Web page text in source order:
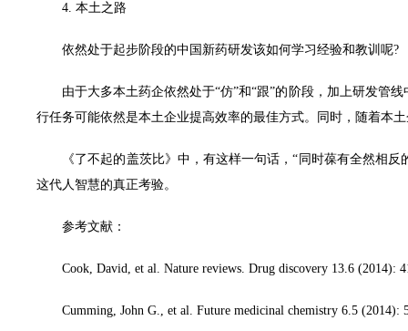
4. 本土之路
依然处于起步阶段的中国新药研发该如何学习经验和教训呢?
由于大多本土药企依然处于“仿”和“跟”的阶段，加上研发管线
行任务可能依然是本土企业提高效率的最佳方式。同时，随着本
《了不起的盖茨比》中，有这样一句话，“同时葆有全然相反
这代人智慧的真正考验。
参考文献：
Cook, David, et al. Nature reviews. Drug discovery 13.6 (2014):
Cumming, John G., et al. Future medicinal chemistry 6.5 (2014):